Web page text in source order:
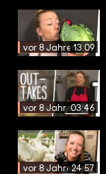
vor 8 Jahren13:09
vor 8 Jahren03:46
vor 8 Jahren24:57